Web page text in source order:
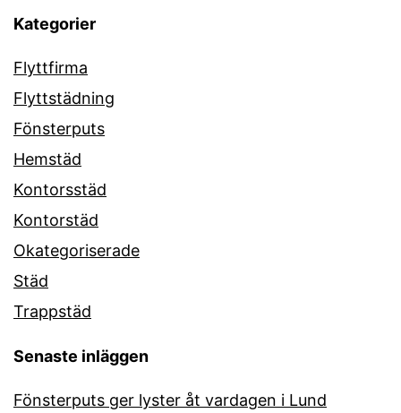
Kategorier
Flyttfirma
Flyttstädning
Fönsterputs
Hemstäd
Kontorsstäd
Kontorstäd
Okategoriserade
Städ
Trappstäd
Senaste inläggen
Fönsterputs ger lyster åt vardagen i Lund